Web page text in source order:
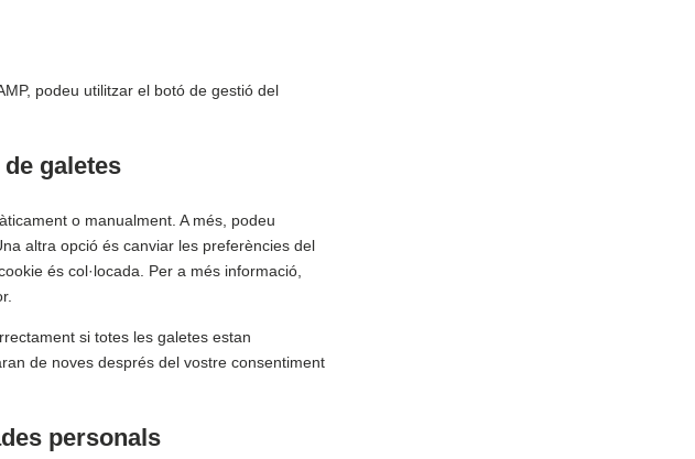
podeu utilitzar el botó de gestió del
galetes
o manualment. A més, podeu
altra opció és canviar les preferències del
és col·locada. Per a més informació,
si totes les galetes estan
de noves després del vostre consentiment
personals